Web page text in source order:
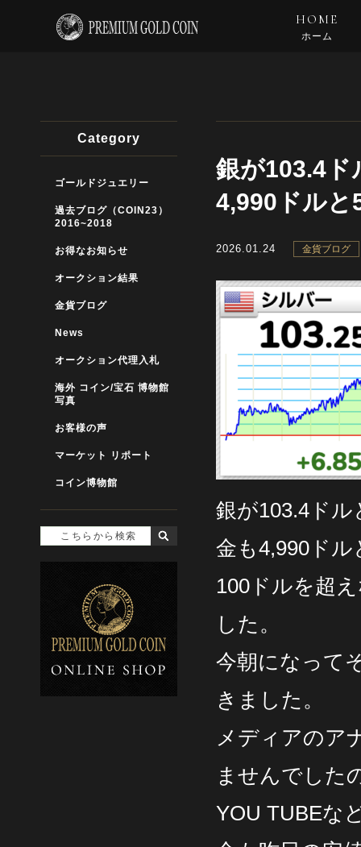
HOME
ホーム
銀が103.4ド
4,990ドルと
2026.01.24 金貨ブログ
銀が103.4ド
金も4,990ド
100ドルを超
した。
今朝になって
きました。
メディアのア
ませんでした
YOU TUBEな
Category
ゴールドジュエリー
過去ブログ（COIN23）
2016~2018
お得なお知らせ
オークション結果
金貨ブログ
News
オークション代理入札
海外 コイン/宝石 博物館
写真
お客様の声
マーケット リポート
コイン博物館